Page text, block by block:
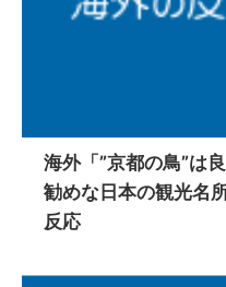
海外「”京都の鳥”は
勧めな日本の観光名
反応